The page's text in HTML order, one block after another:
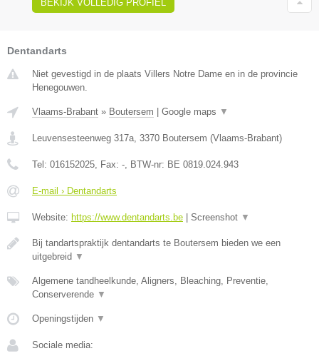
BEKIJK VOLLEDIG PROFIEL
Dentandarts
Niet gevestigd in de plaats Villers Notre Dame en in de provincie
Henegouwen.
Vlaams-Brabant » Boutersem Google maps ▼
Leuvensesteenweg 317a 3370 Boutersem (Vlaams-Brabant)
Tel: 016152025 , Fax: - , BTW-nr: BE 0819.024.943
E-mail › Dentandarts
Website: https://www.dentandarts.be Screenshot ▼
Bij tandartspraktijk dentandarts te Boutersem bieden we een
uitgebreid ▼
Algemene tandheelkunde, Aligners, Bleaching, Preventie,
Conserverende ▼
Openingstijden ▼
Sociale media: